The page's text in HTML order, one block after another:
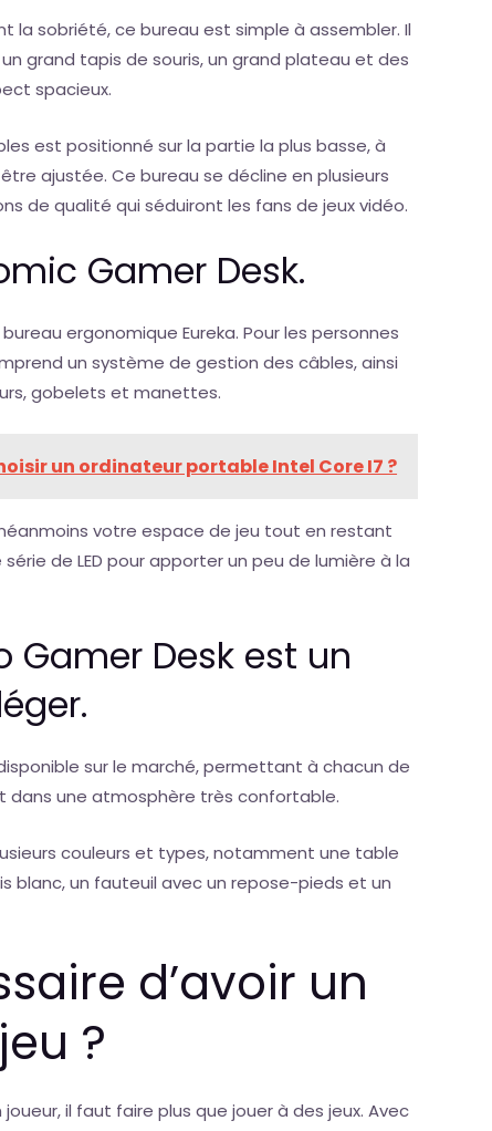
la sobriété, ce bureau est simple à assembler. Il
un grand tapis de souris, un grand plateau et des
spacieux.
est positionné sur la partie la plus basse, à
ajustée. Ce bureau se décline en plusieurs
de qualité qui séduiront les fans de jeux vidéo.
Gamer Desk.
ergonomique Eureka. Pour les personnes
un système de gestion des câbles, ainsi
gobelets et manettes.
un ordinateur portable Intel Core I7 ?
votre espace de jeu tout en restant
de LED pour apporter un peu de lumière à la
Gamer Desk est un
sur le marché, permettant à chacun de
dans une atmosphère très confortable.
couleurs et types, notamment une table
blanc, un fauteuil avec un repose-pieds et un
d’avoir un
?
il faut faire plus que jouer à des jeux. Avec